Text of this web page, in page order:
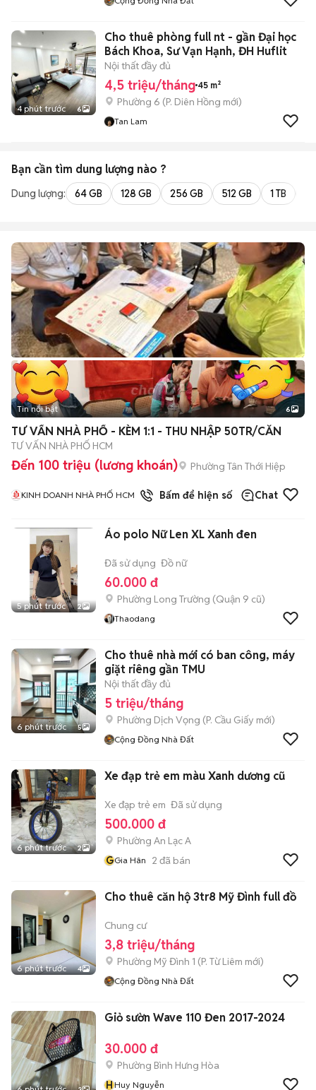
4 phút trước 6
Cho thuê phòng full nt - gần Đại học
Bách Khoa, Sư Vạn Hạnh, ĐH Huflit
Nội thất đầy đủ
4,5 triệu/tháng 45 m²
Phường 6 (P. Diên Hồng mới)
Tan Lam
Bạn cần tìm dung lượng nào ?
Dung lượng: 64 GB 128 GB 256 GB 512 GB 1 TB
+2
Tin nổi bật 6
TƯ VẤN NHÀ PHỐ - KÈM 1:1 - THU NHẬP 50TR/CĂN
TƯ VẤN NHÀ PHỐ HCM
Đến 100 triệu (lương khoán) Phường Tân Thới Hiệp
KINH DOANH NHÀ PHỐ HCM 1đã bánBấm để hiện số Chat
5 phút trước 2
Áo polo Nữ Len XL Xanh đen
Đã sử dụng Đồ nữ
60.000 đ
Phường Long Trường (Quận 9 cũ)
Thaodang
6 phút trước 5
Cho thuê nhà mới có ban công, máy
giặt riêng gần TMU
Nội thất đầy đủ
5 triệu/tháng
Phường Dịch Vọng (P. Cầu Giấy mới)
Cộng Đồng Nhà Đất
6 phút trước 2
Xe đạp trẻ em màu Xanh dương cũ
Xe đạp trẻ em Đã sử dụng
500.000 đ
Phường An Lạc A
GGia Hân 2 đã bán
6 phút trước 4
Cho thuê căn hộ 3tr8 Mỹ Đình full đồ
Chung cư
3,8 triệu/tháng
Phường Mỹ Đình 1 (P. Từ Liêm mới)
Cộng Đồng Nhà Đất
Giỏ sườn Wave 110 Đen 2017-2024
30.000 đ
Phường Bình Hưng Hòa
HHuy Nguyễn